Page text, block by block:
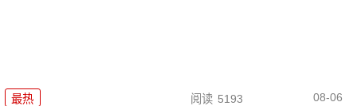
最热 阅读 5193 08-06